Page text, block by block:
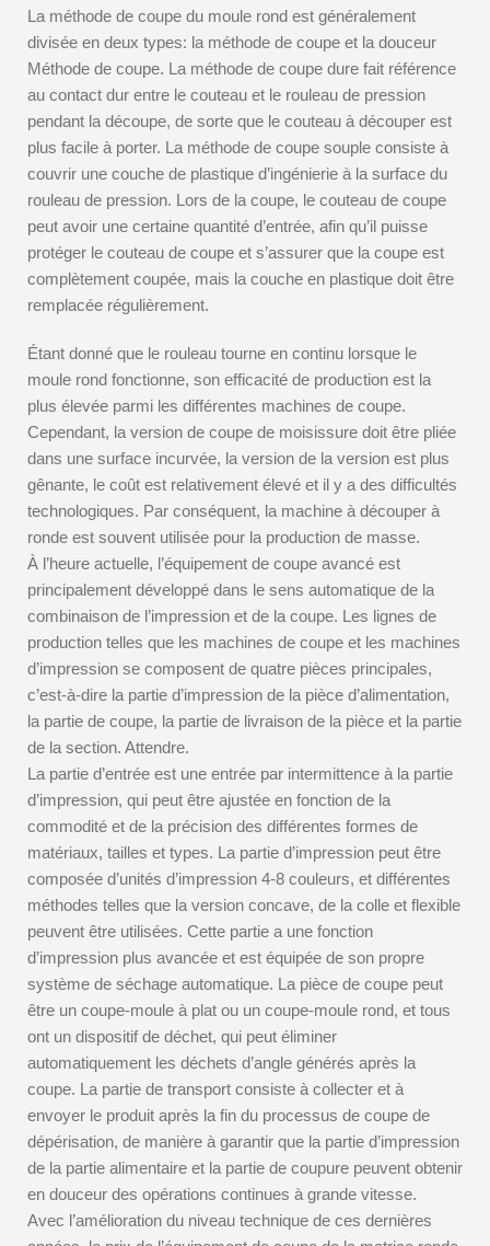
La méthode de coupe du moule rond est généralement
divisée en deux types: la méthode de coupe et la douceur
Méthode de coupe. La méthode de coupe dure fait référence
au contact dur entre le couteau et le rouleau de pression
pendant la découpe, de sorte que le couteau à découper est
plus facile à porter. La méthode de coupe souple consiste à
couvrir une couche de plastique d’ingénierie à la surface du
rouleau de pression. Lors de la coupe, le couteau de coupe
peut avoir une certaine quantité d’entrée, afin qu’il puisse
protéger le couteau de coupe et s’assurer que la coupe est
complètement coupée, mais la couche en plastique doit être
remplacée régulièrement.
Étant donné que le rouleau tourne en continu lorsque le
moule rond fonctionne, son efficacité de production est la
plus élevée parmi les différentes machines de coupe.
Cependant, la version de coupe de moisissure doit être pliée
dans une surface incurvée, la version de la version est plus
gênante, le coût est relativement élevé et il y a des difficultés
technologiques. Par conséquent, la machine à découper à
ronde est souvent utilisée pour la production de masse.
À l’heure actuelle, l’équipement de coupe avancé est
principalement développé dans le sens automatique de la
combinaison de l’impression et de la coupe. Les lignes de
production telles que les machines de coupe et les machines
d’impression se composent de quatre pièces principales,
c’est-à-dire la partie d’impression de la pièce d’alimentation,
la partie de coupe, la partie de livraison de la pièce et la partie
de la section. Attendre.
La partie d’entrée est une entrée par intermittence à la partie
d’impression, qui peut être ajustée en fonction de la
commodité et de la précision des différentes formes de
matériaux, tailles et types. La partie d’impression peut être
composée d’unités d’impression 4-8 couleurs, et différentes
méthodes telles que la version concave, de la colle et flexible
peuvent être utilisées. Cette partie a une fonction
d’impression plus avancée et est équipée de son propre
système de séchage automatique. La pièce de coupe peut
être un coupe-moule à plat ou un coupe-moule rond, et tous
ont un dispositif de déchet, qui peut éliminer
automatiquement les déchets d’angle générés après la
coupe. La partie de transport consiste à collecter et à
envoyer le produit après la fin du processus de coupe de
dépérisation, de manière à garantir que la partie d’impression
de la partie alimentaire et la partie de coupure peuvent obtenir
en douceur des opérations continues à grande vitesse.
Avec l’amélioration du niveau technique de ces dernières